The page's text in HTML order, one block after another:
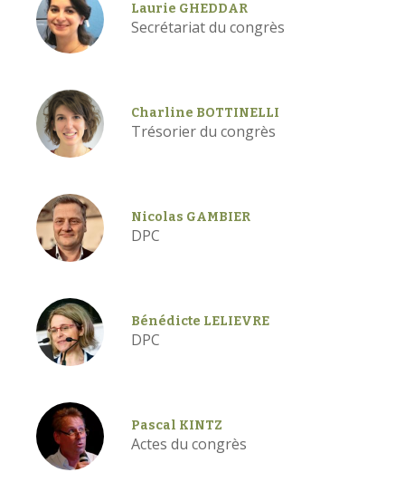
Laurie GHEDDAR
Secrétariat du congrès
Charline BOTTINELLI
Trésorier du congrès
Nicolas GAMBIER
DPC
Bénédicte LELIEVRE
DPC
Pascal KINTZ
Actes du congrès